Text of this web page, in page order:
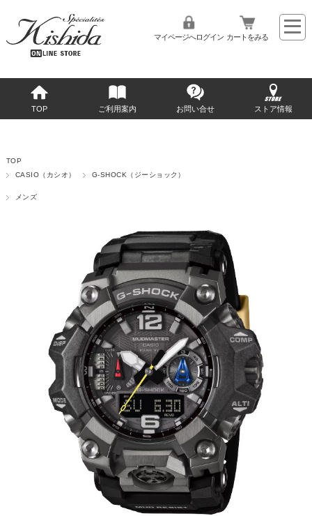
マイページへログイン カートをみる
TOP ご利用案内 お問い合せ ストア情報
TOP
CASIO（カシオ）
G-SHOCK（ジーショック）
メンズ